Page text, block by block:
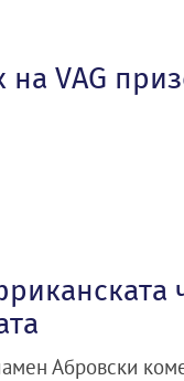
VAG
Абровски